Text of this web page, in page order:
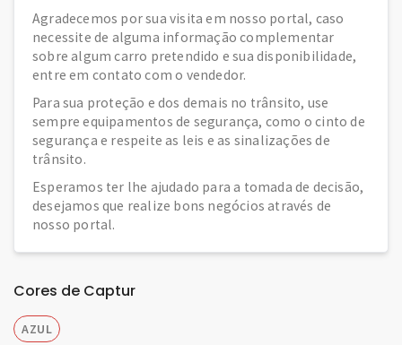
Agradecemos por sua visita em nosso portal, caso
necessite de alguma informação complementar
sobre algum carro pretendido e sua disponibilidade,
entre em contato com o vendedor.
Para sua proteção e dos demais no trânsito, use
sempre equipamentos de segurança, como o cinto de
segurança e respeite as leis e as sinalizações de
trânsito.
Esperamos ter lhe ajudado para a tomada de decisão,
desejamos que realize bons negócios através de
nosso portal.
Cores de Captur
AZUL